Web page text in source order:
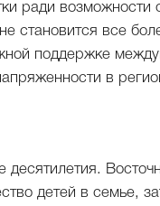
ради
становится все
поддержке
в
десятилетия.
детей в семье,